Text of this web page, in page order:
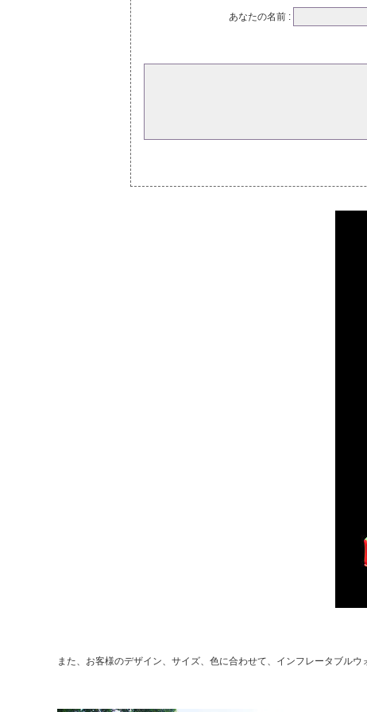
あなたの名前 :
また、お客様のデザイン、サイズ、色に合わせて、インフレータブル